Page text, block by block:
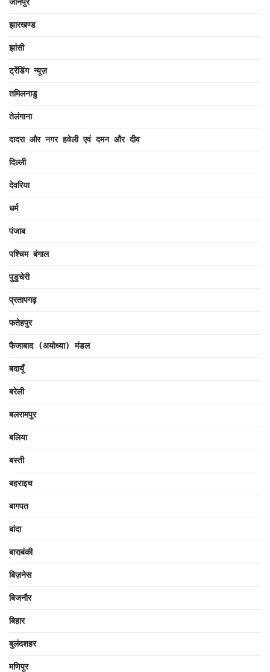
झारखण्ड
झांसी
ट्रेंडिंग न्यूज़
तमिलनाडु
तेलंगाना
दादरा और नगर हवेली एवं दमन और दीव
दिल्ली
देवरिया
धर्म
पंजाब
पश्चिम बंगाल
पुडुचेरी
प्रतापगढ़
फतेहपुर
फैजाबाद (अयोध्या) मंडल
बदायूँ
बरेली
बलरामपुर
बलिया
बस्ती
बहराइच
बागपत
बांदा
बाराबंकी
बिज़नेस
बिजनौर
बिहार
बुलंदशहर
मणिपुर